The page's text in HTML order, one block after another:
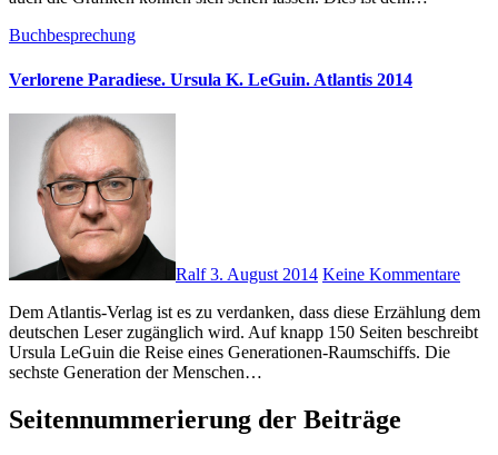
Buchbesprechung
Verlorene Paradiese. Ursula K. LeGuin. Atlantis 2014
Ralf3. August 2014 Keine Kommentare
Dem Atlantis-Verlag ist es zu verdanken, dass diese Erzählung dem
deutschen Leser zugänglich wird. Auf knapp 150 Seiten beschreibt
Ursula LeGuin die Reise eines Generationen-Raumschiffs. Die
sechste Generation der Menschen…
Seitennummerierung der Beiträge